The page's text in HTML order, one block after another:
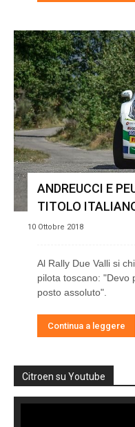
ANDREUCCI E
TITOLO
10 Ottobre 2018
Al Rally Due Valli si
pilota toscano: "Devo
posto assoluto".
Continua a leggere
Citroen su Youtube